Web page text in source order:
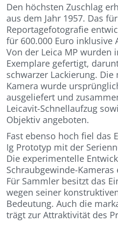
Den höchsten Zuschlag
aus dem Jahr 1957. Das
Reportagefotografie
für 600.000 Euro inklusive
Von der Leica MP wurden
Exemplare gefertigt,
schwarzer Lackierung.
Kamera wurde
ausgeliefert und
Leicavit-Schnellaufzug
Objektiv angeboten.
Fast ebenso hoch fiel das
Ig Prototyp mit der
Die experimentelle
Schraubgewinde-Kameras
Für Sammler besitzt das
wegen seiner
Bedeutung. Auch die
trägt zur Attraktivität des